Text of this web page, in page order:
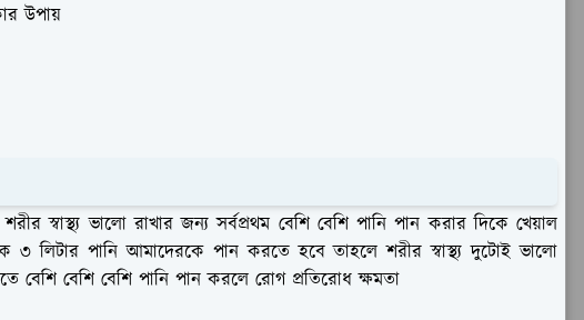
উপায়
স্বাস্থ্য ভালো রাখার জন্য সর্বপ্রথম বেশি বেশি পানি পান করার দিকে খেয়াল
লিটার পানি আমাদেরকে পান করতে হবে তাহলে শরীর স্বাস্থ্য দুটোই ভালো
বেশি বেশি পানি পান করলে রোগ প্রতিরোধ ক্ষমতা